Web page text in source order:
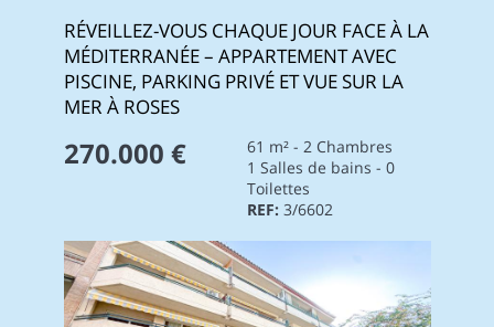
RÉVEILLEZ-VOUS CHAQUE JOUR FACE À LA
MÉDITERRANÉE – APPARTEMENT AVEC
PISCINE, PARKING PRIVÉ ET VUE SUR LA
MER À ROSES
270.000 €
61 m² - 2 Chambres
1 Salles de bains - 0
Toilettes
REF: 3/6602